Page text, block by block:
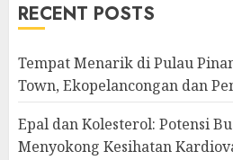
RECENT POSTS
Tempat Menarik di Pulau
Town, Ekopelancongan dan
Epal dan Kolesterol: Potensi
Menyokong Kesihatan